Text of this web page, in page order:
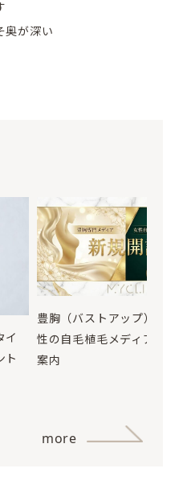
奥が深い
イ
ト
豊胸（バストアップ）お
性の自毛植毛メディア開
案内
more